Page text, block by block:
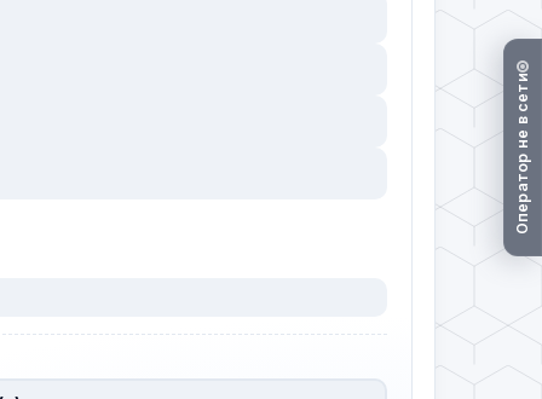
Оператор не в сети